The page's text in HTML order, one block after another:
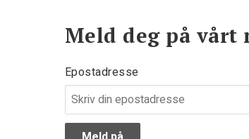
Meld deg på vårt
Epostadresse